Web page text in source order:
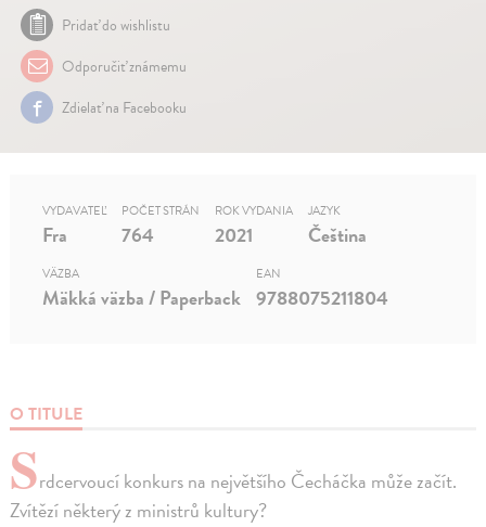
Pridať do wishlistu
Odporučiť známemu
Zdielať na Facebooku
O TITULE
Srdcervoucí konkurs na největšího Čecháčka může začít.
Zvítězí některý z ministrů kultury?
VYDAVATEĽ
Fra
POČET STRÁN
764
ROK VYDANIA
2021
JAZYK
Čeština
VÄZBA
Mäkká väzba / Paperback
EAN
9788075211804